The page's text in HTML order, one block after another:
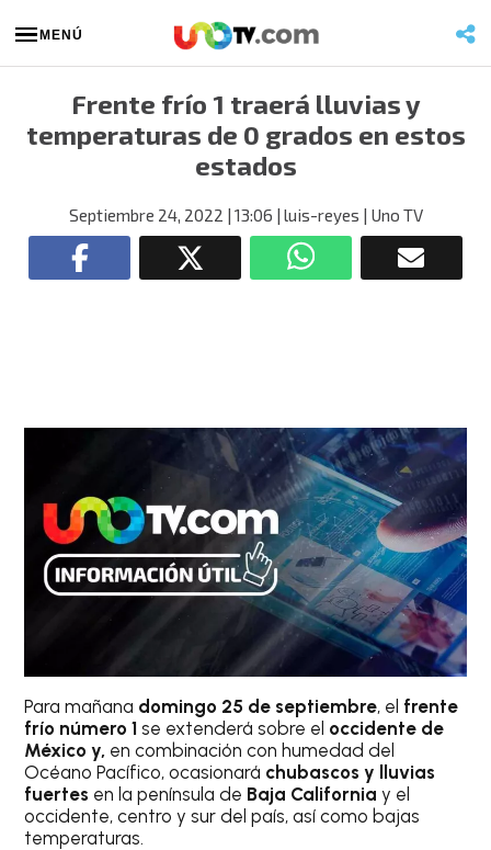
MENÚ
Frente frío 1 traerá lluvias y
temperaturas de 0 grados en estos
estados
Septiembre 24, 2022 | 13:06 | luis-reyes | Uno TV
Para mañana domingo 25 de septiembre, el frente
frío número 1se extenderá sobre el occidente de
México y, en combinación con humedad del
Océano Pacífico, ocasionará chubascos y lluvias
fuertes en la península de Baja Californiay el
occidente, centro y sur del país, así como bajas
temperaturas.